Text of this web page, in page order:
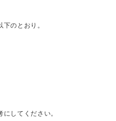
のとおり。
してください。